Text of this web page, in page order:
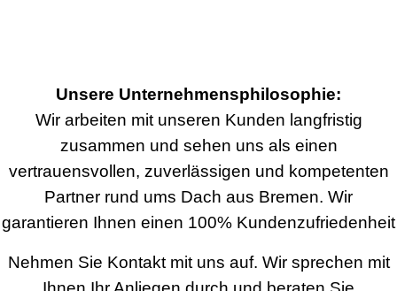
Unsere Unternehmensphilosophie:
Wir arbeiten mit unseren Kunden langfristig
zusammen und sehen uns als einen
vertrauensvollen, zuverlässigen und kompetenten
Partner rund ums Dach aus Bremen. Wir
garantieren Ihnen einen 100% Kundenzufriedenheit
Nehmen Sie Kontakt mit uns auf. Wir sprechen mit